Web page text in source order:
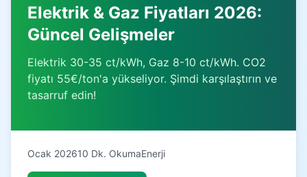
Elektrik & Gaz Fiyatları 2026:
Güncel Gelişmeler
Elektrik 30-35 ct/kWh, Gaz 8-10 ct/kWh. CO2
fiyatı 55€/ton'a yükseliyor. Şimdi karşılaştırın ve
tasarruf edin!
Ocak 202610 Dk. OkumaEnerji